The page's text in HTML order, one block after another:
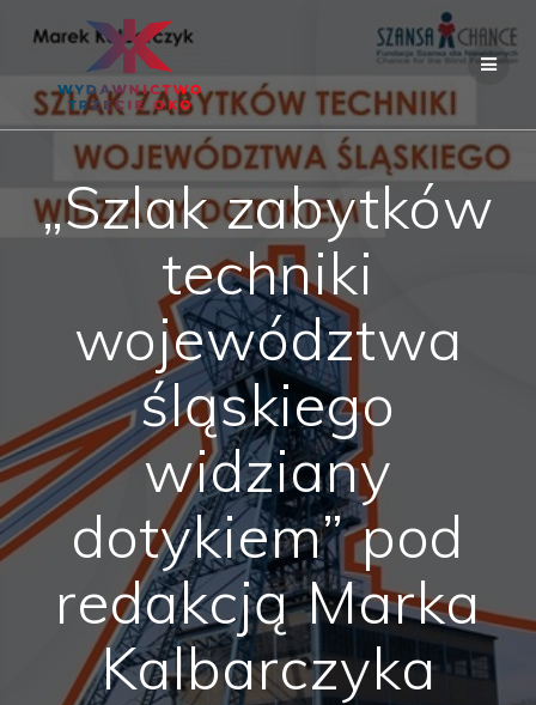
„Szlak zabytków
techniki
województwa
śląskiego
widziany
dotykiem” pod
redakcją Marka
Kalbarczyka